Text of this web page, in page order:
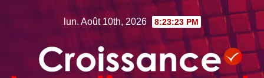
lun. Août 10th, 2026 8:23:25 PM